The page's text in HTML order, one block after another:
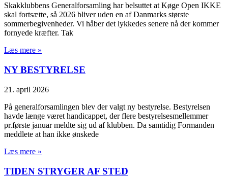
Skakklubbens Generalforsamling har belsuttet at Køge Open IKKE
skal fortsætte, så 2026 bliver uden en af Danmarks største
sommerbegivenheder. Vi håber det lykkedes senere nå der kommer
fornyede kræfter. Tak
Læs mere »
NY BESTYRELSE
21. april 2026
På generalforsamlingen blev der valgt ny bestyrelse. Bestyrelsen
havde længe været handicappet, der flere bestyrelsesmellemmer
pr.første januar meldte sig ud af klubben. Da samtidig Formanden
meddlete at han ikke ønskede
Læs mere »
TIDEN STRYGER AF STED